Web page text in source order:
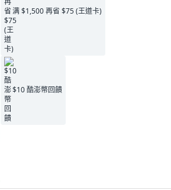
满 $1,500 再省 $75 (王道卡)
$10 酷澎幣回饋